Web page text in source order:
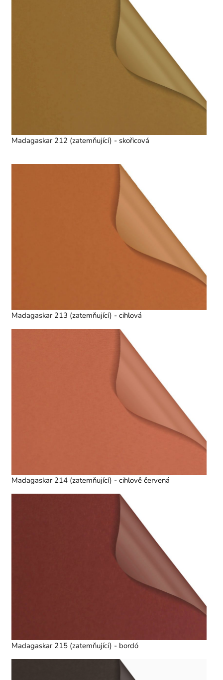
Madagaskar 212 (zatemňující) - skořicová
Madagaskar 213 (zatemňující) - cihlová
Madagaskar 214 (zatemňující) - cihlově červená
Madagaskar 215 (zatemňující) - bordó